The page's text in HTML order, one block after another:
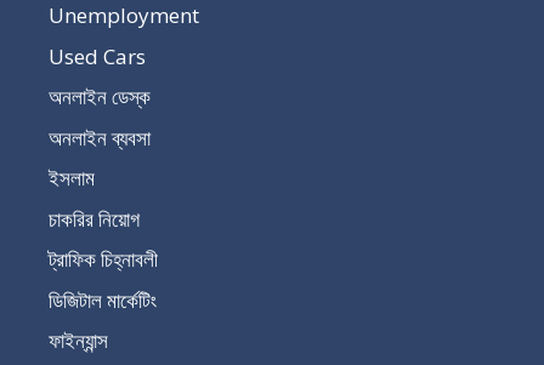
Unemployment
Used Cars
অনলাইন ডেস্ক
অনলাইন ব্যবসা
ইসলাম
চাকরির নিয়োগ
ট্রাফিক চিহ্নাবলী
ডিজিটাল মার্কেটিং
ফাইন্যান্স